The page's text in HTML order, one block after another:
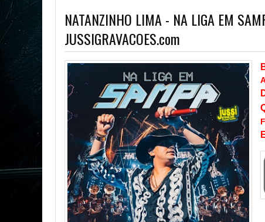
NATANZINHO LIMA - NA LIGA EM
JUSSIGRAVACOES.com